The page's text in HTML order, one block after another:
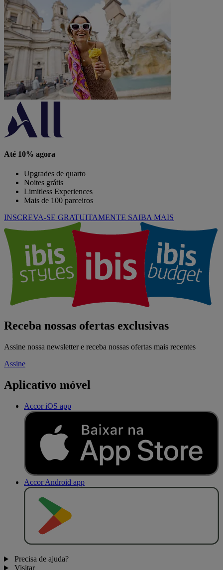
Até 10% agora
Upgrades de quarto
Noites grátis
Limitless Experiences
Mais de 100 parceiros
INSCREVA-SE GRATUITAMENTE SAIBA MAIS
Receba nossas ofertas exclusivas
Assine nossa newsletter e receba nossas ofertas mais recentes
Assine
Aplicativo móvel
Accor iOS app
Accor Android app
Precisa de ajuda?
Visitar